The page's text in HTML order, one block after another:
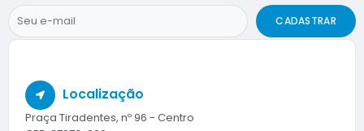
Localização
Praça Tiradentes, nº 96 - Centro
CADASTRAR